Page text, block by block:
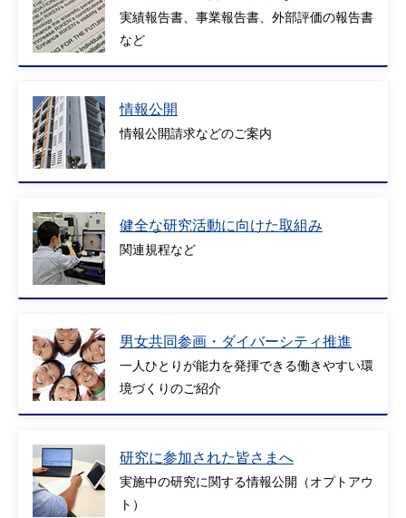
実績報告書、事業報告書、外部評価の報告書
など
情報公開
情報公開請求などのご案内
健全な研究活動に向けた取組み
関連規程など
男女共同参画・ダイバーシティ推進
一人ひとりが能力を発揮できる働きやすい環
境づくりのご紹介
研究に参加された皆さまへ
実施中の研究に関する情報公開（オプトアウ
ト）